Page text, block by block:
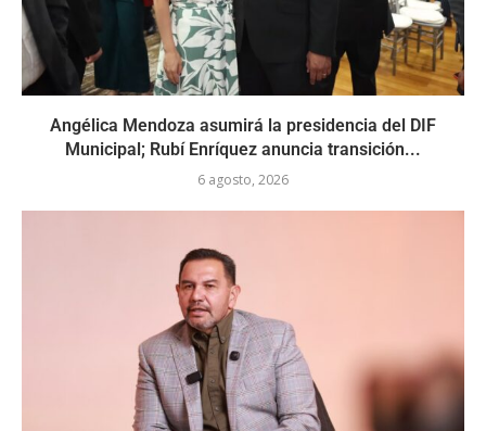
Angélica Mendoza asumirá la presidencia del DIF
Municipal; Rubí Enríquez anuncia transición...
6 agosto, 2026